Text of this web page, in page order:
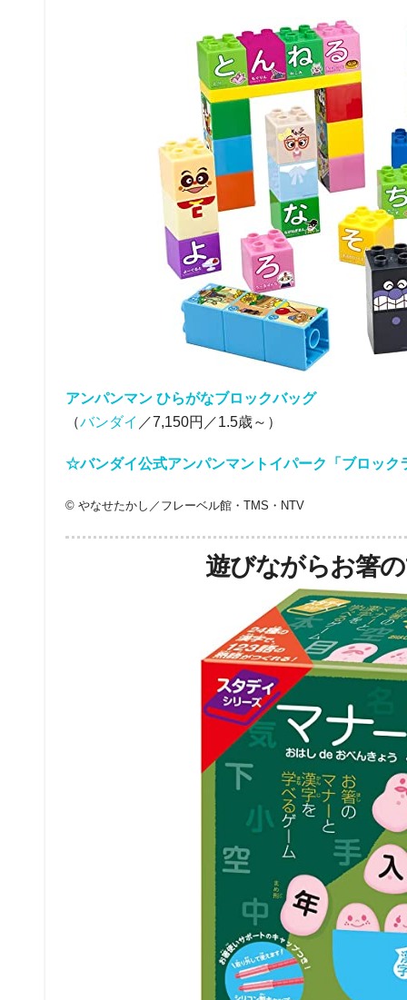
アンパンマン ひらがなブロックバッグ
（バンダイ ／7,150円／1.5歳～）
☆バンダイ公式アンパンマントイパーク「ブロック
© やなせたかし／フレーベル館・TMS・NTV
遊びながらお箸